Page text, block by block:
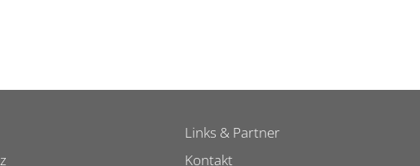
Links & Partner
Kontakt